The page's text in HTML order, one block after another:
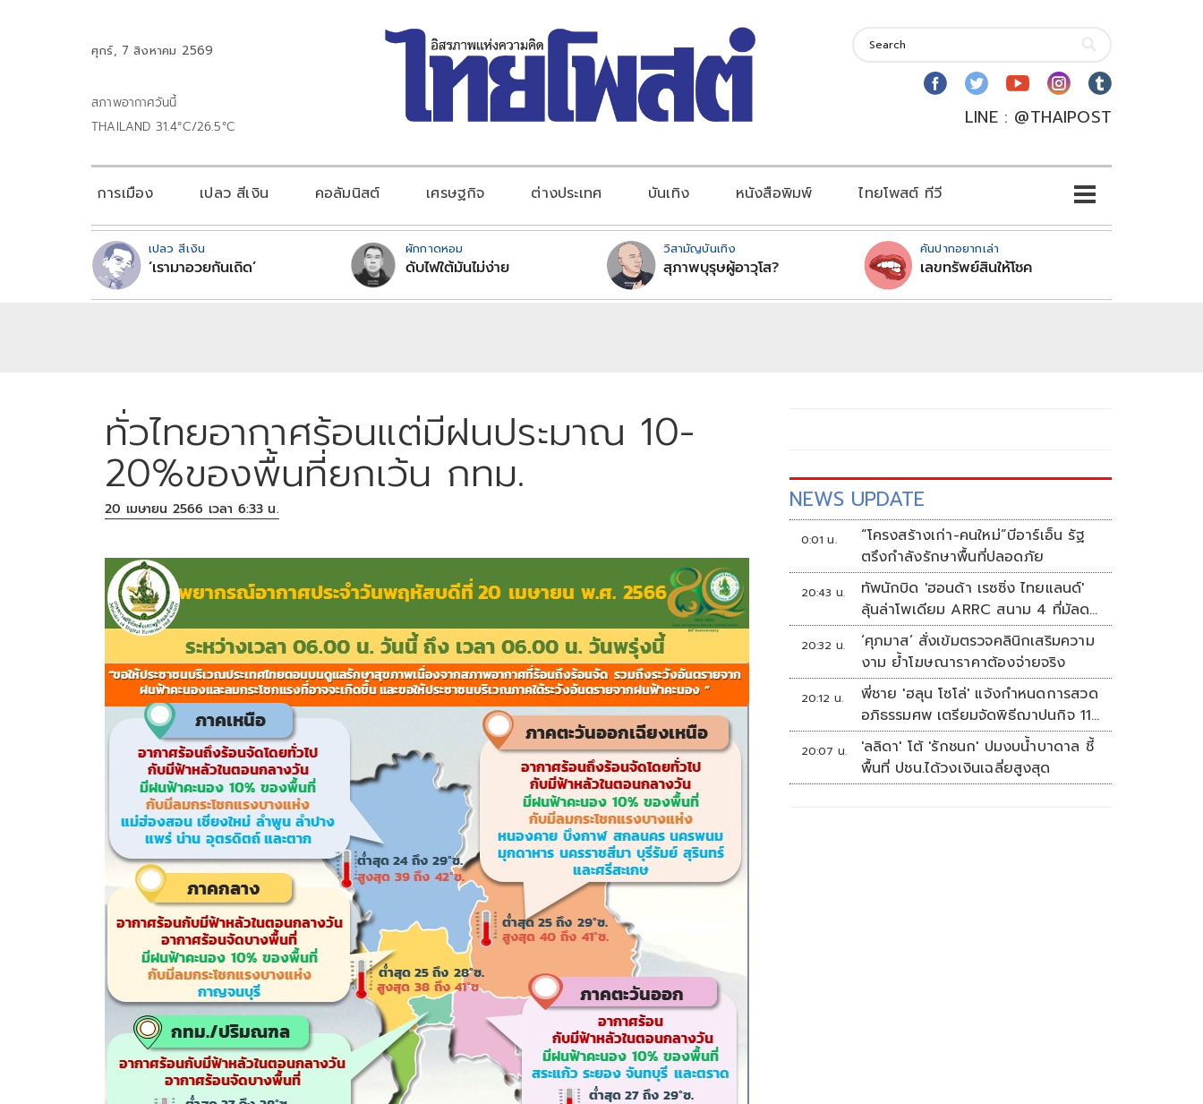
ศุกร์, 7 สิงหาคม 2569
สภาพอากาศวันนี้
THAILAND 31.4°C/26.5°C
LINE : @THAIPOST
การเมือง เปลว สีเงิน คอลัมนิสต์ เศรษฐกิจ ต่างประเทศ บันเทิง หนังสือพิมพ์ ไทยโพสต์ ทีวี
เปลว สีเงิน
‘เรามาอวยกันเถิด’
ผักกาดหอม
ดับไฟใต้มันไม่ง่าย
วิสามัญบันเทิง
สุภาพบุรุษผู้อาวุโส?
คันปากอยากเล่า
เลขทรัพย์สินให้โชค
ทั่วไทยอากาศร้อนแต่มีฝนประมาณ 10-
20%ของพื้นที่ยกเว้น กทม.
20 เมษายน 2566 เวลา 6:33 น. NEWS UPDATE
0:01 น.
“โครงสร้างเก่า-คนใหม่”บีอาร์เอ็น รัฐ
ตรึงกำลังรักษาพื้นที่ปลอดภัย
20:43 น.
ทัพนักบิด 'ฮอนด้า เรซซิ่ง ไทยแลนด์'
ลุ้นล่าโพเดียม ARRC สนาม 4 ที่มัลดา
ลิกา
20:32 น.
‘ศุภมาส’ สั่งเข้มตรวจคลินิกเสริมความ
งาม ย้ำโฆษณาราคาต้องจ่ายจริง
20:12 น.
พี่ชาย 'ฮลุน โซโล่' แจ้งกำหนดการสวด
อภิธรรมศพ เตรียมจัดพิธีฌาปนกิจ 11
ส.ค.
20:07 น.
'ลลิดา' โต้ 'รักชนก' ปมงบน้ำบาดาล ชี้
พื้นที่ ปชน.ได้วงเงินเฉลี่ยสูงสุด